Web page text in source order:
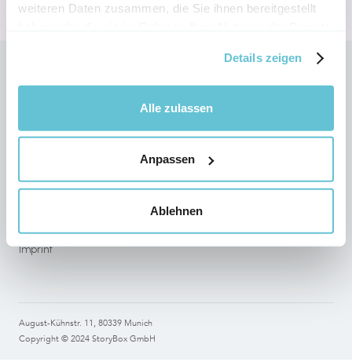
weiteren Daten zusammen, die Sie ihnen bereitgestellt
Details zeigen
Alle zulassen
Anpassen
Ablehnen
Legal
Imprint
Copyright © 2024 StoryBox GmbH
August-Kühnstr. 11, 80339 Munich